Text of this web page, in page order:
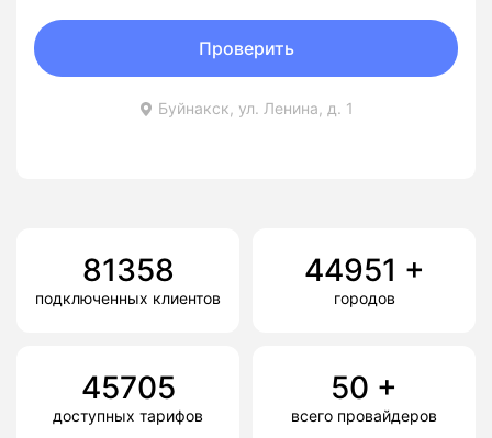
Буйнакск, ул. Ленина, д. 1
Проверить
81358
подключенных клиентов
44951 +
городов
45705
доступных тарифов
50 +
всего провайдеров